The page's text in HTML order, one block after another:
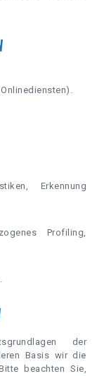
Erkennung
Profiling,
der
Basis wir die
beachten Sie,